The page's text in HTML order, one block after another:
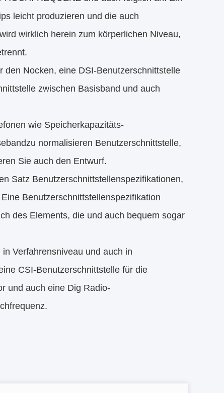
leicht produzieren und die auch
wirklich herein zum körperlichen Niveau,
Nocken, eine DSI-Benutzerschnittstelle
zwischen Basisband und auch
wie Speicherkapazitäts-
normalisieren Benutzerschnittstelle,
Sie auch den Entwurf.
Satz Benutzerschnittstellenspezifikationen,
Benutzerschnittstellenspezifikation
des Elements, die und auch bequem sogar
Verfahrensniveau und auch in
CSI-Benutzerschnittstelle für die
und auch eine Dig Radio-